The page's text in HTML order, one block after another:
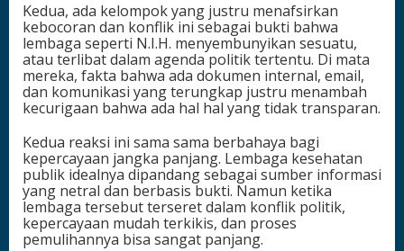
Kedua, ada kelompok yang justru menafsirkan
kebocoran dan konflik ini sebagai bukti bahwa
lembaga seperti N.I.H. menyembunyikan sesuatu,
atau terlibat dalam agenda politik tertentu. Di mata
mereka, fakta bahwa ada dokumen internal, email,
dan komunikasi yang terungkap justru menambah
kecurigaan bahwa ada hal hal yang tidak transparan.
Kedua reaksi ini sama sama berbahaya bagi
kepercayaan jangka panjang. Lembaga kesehatan
publik idealnya dipandang sebagai sumber informasi
yang netral dan berbasis bukti. Namun ketika
lembaga tersebut terseret dalam konflik politik,
kepercayaan mudah terkikis, dan proses
pemulihannya bisa sangat panjang.